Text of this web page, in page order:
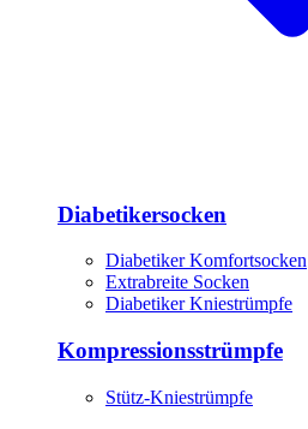
Diabetikersocken
Diabetiker Komfortsocken
Extrabreite Socken
Diabetiker Kniestrümpfe
Kompressionsstrümpfe
Stütz-Kniestrümpfe